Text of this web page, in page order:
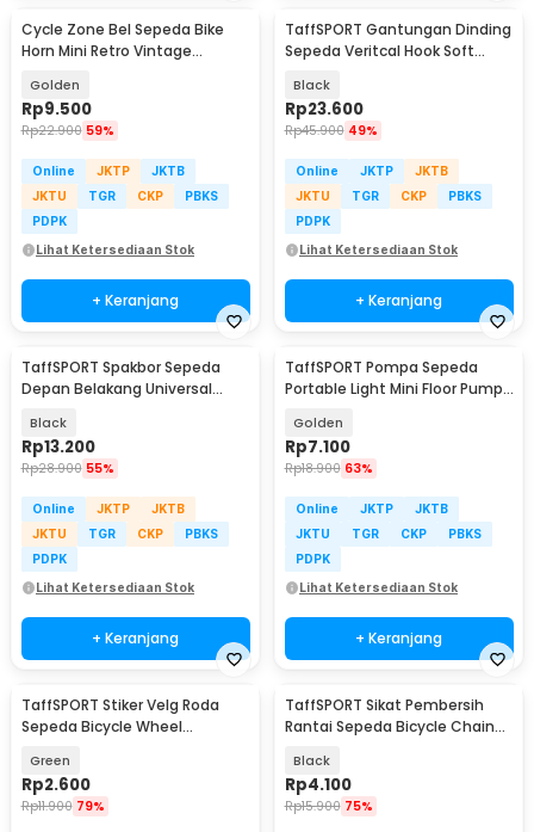
Cycle Zone Bel Sepeda Bike
Horn Mini Retro Vintage
Golden
Rp9.500
Rp22.900 59%
Online JKTP
JKTB
JKTU
TGR CKP
PBKS
PDPK
Lihat Ketersediaan Stok
+ Keranjang
TaffSPORT Gantungan Dinding
Sepeda Veritcal Hook Soft
Black
Rp23.600
Rp45.900 49%
Online JKTP
JKTB
JKTU
TGR CKP
PBKS
PDPK
Lihat Ketersediaan Stok
+ Keranjang
TaffSPORT Spakbor Sepeda
Depan Belakang Universal
Black
Rp13.200
Rp28.900 55%
Online JKTP
JKTB
JKTU
TGR CKP
PBKS
PDPK
Lihat Ketersediaan Stok
+ Keranjang
TaffSPORT Pompa Sepeda
Portable Light Mini Floor Pump
Golden
Rp7.100
Rp18.900 63%
Online JKTP
JKTB
JKTU
TGR CKP
PBKS
PDPK
Lihat Ketersediaan Stok
+ Keranjang
TaffSPORT Stiker Velg Roda
Sepeda Bicycle Wheel
Green
Rp2.600
Rp11.900 79%
TaffSPORT Sikat Pembersih
Rantai Sepeda Bicycle Chain
Black
Rp4.100
Rp15.900 75%